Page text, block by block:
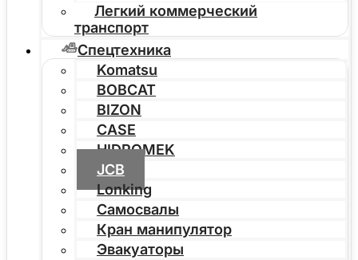
Легкий коммерческий
транспорт
Спецтехника
Komatsu
BOBCAT
BIZON
CASE
HIDROMEK
JCB
Lonking
Самосвалы
Кран манипулятор
Эвакуаторы